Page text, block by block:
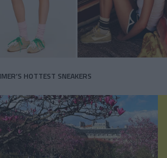
HOTTEST SNEAKERS